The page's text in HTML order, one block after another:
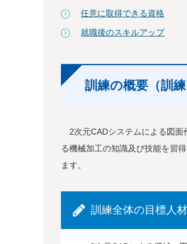
任意に取得できる資格
就職後のスキルアップ
訓練の概要（訓
2次元CADシステムによる図面
る機械加工の知識及び技能を習
ます。
訓練全体の目標人